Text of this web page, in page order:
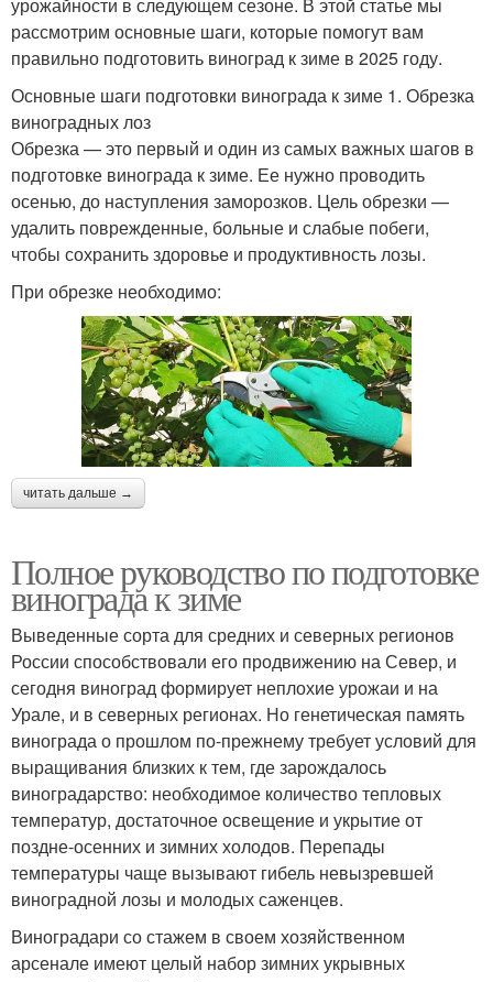
урожайности в следующем сезоне. В этой статье мы
рассмотрим основные шаги, которые помогут вам
правильно подготовить виноград к зиме в 2025 году.
Основные шаги подготовки винограда к зиме 1. Обрезка
виноградных лоз
Обрезка — это первый и один из самых важных шагов в
подготовке винограда к зиме. Ее нужно проводить
осенью, до наступления заморозков. Цель обрезки —
удалить поврежденные, больные и слабые побеги,
чтобы сохранить здоровье и продуктивность лозы.
При обрезке необходимо:
читать дальше →
Полное руководство по подготовке
винограда к зиме
Выведенные сорта для средних и северных регионов
России способствовали его продвижению на Север, и
сегодня виноград формирует неплохие урожаи и на
Урале, и в северных регионах. Но генетическая память
винограда о прошлом по-прежнему требует условий для
выращивания близких к тем, где зарождалось
виноградарство: необходимое количество тепловых
температур, достаточное освещение и укрытие от
поздне-осенних и зимних холодов. Перепады
температуры чаще вызывают гибель невызревшей
виноградной лозы и молодых саженцев.
Виноградари со стажем в своем хозяйственном
арсенале имеют целый набор зимних укрывных